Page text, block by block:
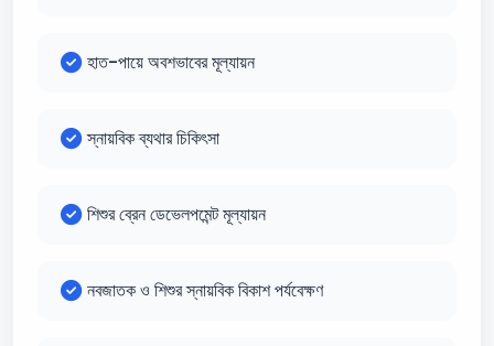
হাত-পায়ে অবশভাবের মূল্যায়ন
স্নায়বিক ব্যথার চিকিৎসা
শিশুর ব্রেন ডেভেলপমেন্ট মূল্যায়ন
নবজাতক ও শিশুর স্নায়বিক বিকাশ পর্যবেক্ষণ